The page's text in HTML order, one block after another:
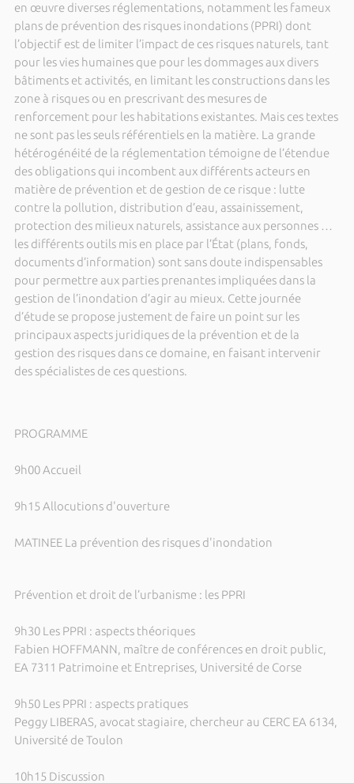
en œuvre diverses réglementations, notamment les fameux
plans de prévention des risques inondations (PPRI) dont
l’objectif est de limiter l’impact de ces risques naturels, tant
pour les vies humaines que pour les dommages aux divers
bâtiments et activités, en limitant les constructions dans les
zone à risques ou en prescrivant des mesures de
renforcement pour les habitations existantes. Mais ces textes
ne sont pas les seuls référentiels en la matière. La grande
hétérogénéité de la réglementation témoigne de l’étendue
des obligations qui incombent aux différents acteurs en
matière de prévention et de gestion de ce risque : lutte
contre la pollution, distribution d’eau, assainissement,
protection des milieux naturels, assistance aux personnes …
les différents outils mis en place par l’État (plans, fonds,
documents d’information) sont sans doute indispensables
pour permettre aux parties prenantes impliquées dans la
gestion de l’inondation d’agir au mieux. Cette journée
d’étude se propose justement de faire un point sur les
principaux aspects juridiques de la prévention et de la
gestion des risques dans ce domaine, en faisant intervenir
des spécialistes de ces questions.
PROGRAMME
9h00 Accueil
9h15 Allocutions d'ouverture
MATINEE La prévention des risques d'inondation
Prévention et droit de l’urbanisme : les PPRI
9h30 Les PPRI : aspects théoriques
Fabien HOFFMANN, maître de conférences en droit public,
EA 7311 Patrimoine et Entreprises, Université de Corse
9h50 Les PPRI : aspects pratiques
Peggy LIBERAS, avocat stagiaire, chercheur au CERC EA 6134,
Université de Toulon
10h15 Discussion